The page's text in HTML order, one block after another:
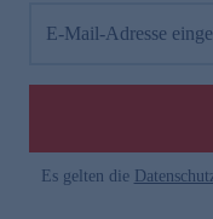
E-Mail-Adresse
Es gelten die